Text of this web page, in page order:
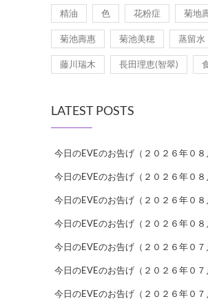
精油 色 花粉症 菊地
菊池壽惠 菊池美穂 蒸留水
藤川瑞木 長田理恵(智翠)
LATEST POSTS
今日のEVEのお告げ（２０２６年０８
今日のEVEのお告げ（２０２６年０８
今日のEVEのお告げ（２０２６年０８
今日のEVEのお告げ（２０２６年０８
今日のEVEのお告げ（２０２６年０７
今日のEVEのお告げ（２０２６年０７
今日のEVEのお告げ（２０２６年０７